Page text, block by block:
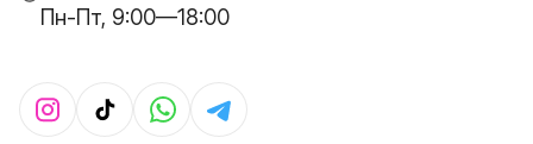
Пн-Пт, 9:00—18:00